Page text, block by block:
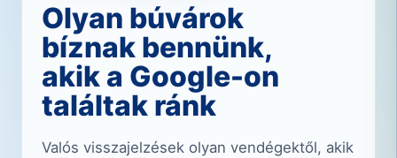
Olyan búvárok
bíznak bennünk,
akik a Google-on
találtak ránk
Valós visszajelzések olyan vendégektől, akik